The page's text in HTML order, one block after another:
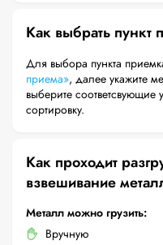
Как выбрать пункт
Для выбора пункта
приема», далее укажите
выберите соответсвующие услуги и интересующую Вас
сортировку.
Как проходит
взвешивание
Металл можно грузить:
Вручную